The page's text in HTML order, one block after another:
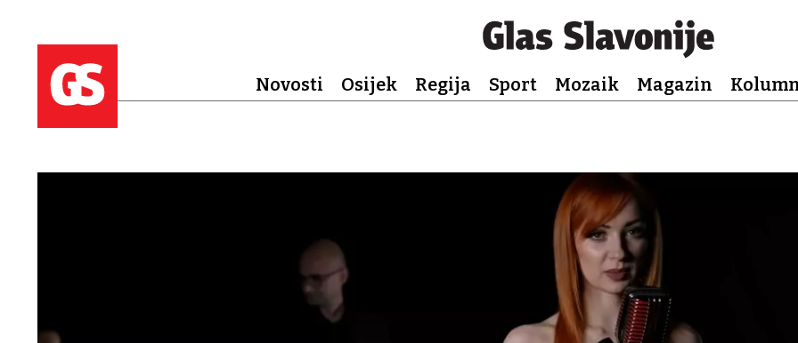
Novosti Osijek Regija Sport Mozaik Magazin